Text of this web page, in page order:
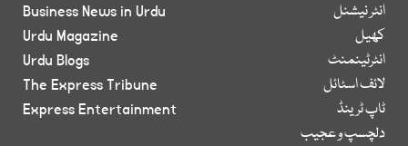
انٹر نیشنل
کھیل
انٹرٹینمنٹ
لائف اسٹائل
ٹاپ ٹرینڈ
دلچسپ و عجیب
Business News in Urdu
Urdu Magazine
Urdu Blogs
The Express Tribune
Express Entertainment